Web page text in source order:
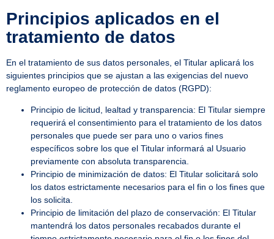
Principios aplicados en el
tratamiento de datos
En el tratamiento de sus datos personales, el Titular aplicará los
siguientes principios que se ajustan a las exigencias del nuevo
reglamento europeo de protección de datos (RGPD):
Principio de licitud, lealtad y transparencia: El Titular siempre
requerirá el consentimiento para el tratamiento de los datos
personales que puede ser para uno o varios fines
específicos sobre los que el Titular informará al Usuario
previamente con absoluta transparencia.
Principio de minimización de datos: El Titular solicitará solo
los datos estrictamente necesarios para el fin o los fines que
los solicita.
Principio de limitación del plazo de conservación: El Titular
mantendrá los datos personales recabados durante el